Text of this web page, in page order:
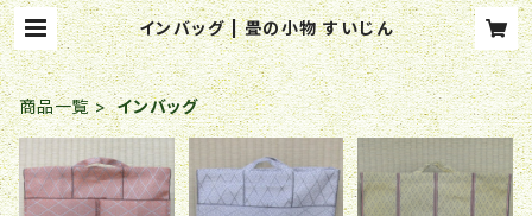
インバッグ | 畳の小物 すいじん
商品一覧 インバッグ